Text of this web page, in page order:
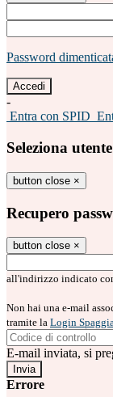
Password
-
Entra con SPID
Seleziona utente
button close ×
Recupero
button close ×
all'indirizzo indicato
Non hai una e-mail
tramite la Login
E-mail inviata, si
Errore